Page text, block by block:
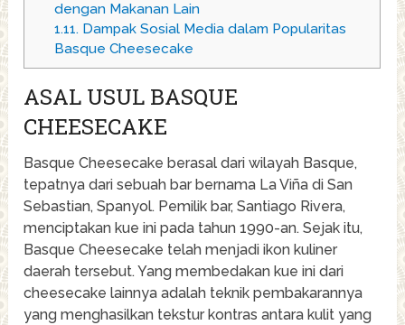
dengan Makanan Lain
1.11.Dampak Sosial Media dalam Popularitas
Basque Cheesecake
ASAL USUL BASQUE
CHEESECAKE
Basque Cheesecake berasal dari wilayah Basque,
tepatnya dari sebuah bar bernama La Viña di San
Sebastian, Spanyol. Pemilik bar, Santiago Rivera,
menciptakan kue ini pada tahun 1990-an. Sejak itu,
Basque Cheesecake telah menjadi ikon kuliner
daerah tersebut. Yang membedakan kue ini dari
cheesecake lainnya adalah teknik pembakarannya
yang menghasilkan tekstur kontras antara kulit yang